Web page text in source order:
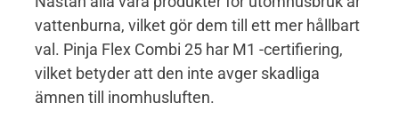
vattenburna, vilket gör dem till ett mer hållbart
val. Pinja Flex Combi 25 har M1 -certifiering,
vilket betyder att den inte avger skadliga
ämnen till inomhusluften.